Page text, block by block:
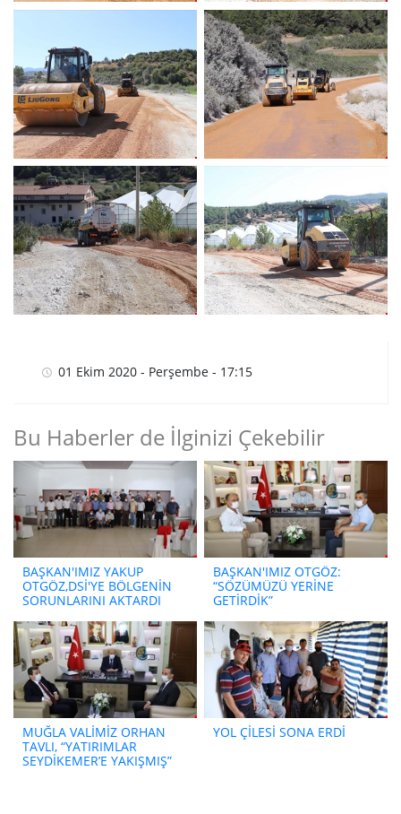
01 Ekim 2020 - Perşembe - 17:15
Bu Haberler de İlginizi Çekebilir
BAŞKAN'IMIZ YAKUP
OTGÖZ,DSİ'YE BÖLGENİN
SORUNLARINI AKTARDI
BAŞKAN'IMIZ OTGÖZ:
“SÖZÜMÜZÜ YERİNE
GETİRDİK”
MUĞLA VALİMİZ ORHAN
TAVLI, “YATIRIMLAR
SEYDİKEMER’E YAKIŞMIŞ”
YOL ÇİLESİ SONA ERDİ